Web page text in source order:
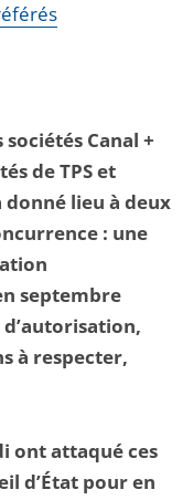
Canal +
de TPS et
donné lieu à deux
: une
septembre
à respecter,
ont attaqué ces
d’État pour en